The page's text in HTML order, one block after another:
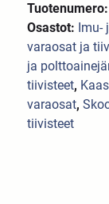
Osastot:
varaosat ja
ja
tiivisteet,
varaosat,
tiivisteet